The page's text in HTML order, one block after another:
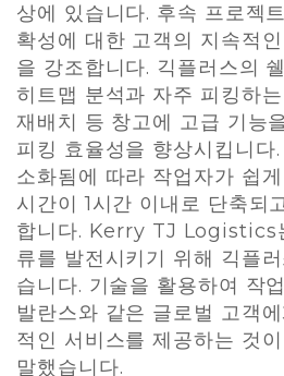
상에 있습니다. 후속 프로젝
확성에 대한 고객의 지속적
을 강조합니다. 긱플러스의
히트맵 분석과 자주 피킹하
재배치 등 창고에 고급 기능
피킹 효율성을 향상시킵니다
소화됨에 따라 작업자가 쉽
시간이 1시간 이내로 단축되
합니다. Kerry TJ Logistics
류를 발전시키기 위해 긱플
습니다. 기술을 활용하여 작
발란스와 같은 글로벌 고객
적인 서비스를 제공하는 것
말했습니다.